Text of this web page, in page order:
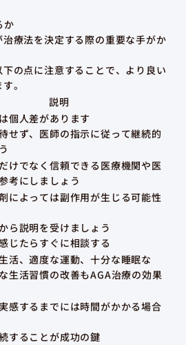
か
療法を決定する際の重要な手がか
の点に注意することで、より良い
。
説明
個人差があります
せず、医師の指示に従って継続的
けでなく信頼できる医療機関や医
考にしましょう
によっては副作用が生じる可能性
ら説明を受けましょう
じたらすぐに相談する
活、適度な運動、十分な睡眠な
生活習慣の改善もAGA治療の効果
感するまでには時間がかかる場合
することが成功の鍵